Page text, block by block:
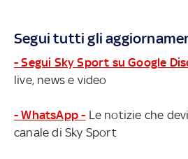
Segui tutti gli
- Segui Sky Sport su Google
live, news e video
- WhatsApp - Le notizie che
canale di Sky Sport